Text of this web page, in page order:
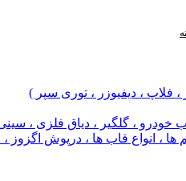
فلاپ ، دیفیوزر ، توری سپر )
، گلگیر ، دیاق فلزی ،
ها ، انواع قاب ها ، درپوش